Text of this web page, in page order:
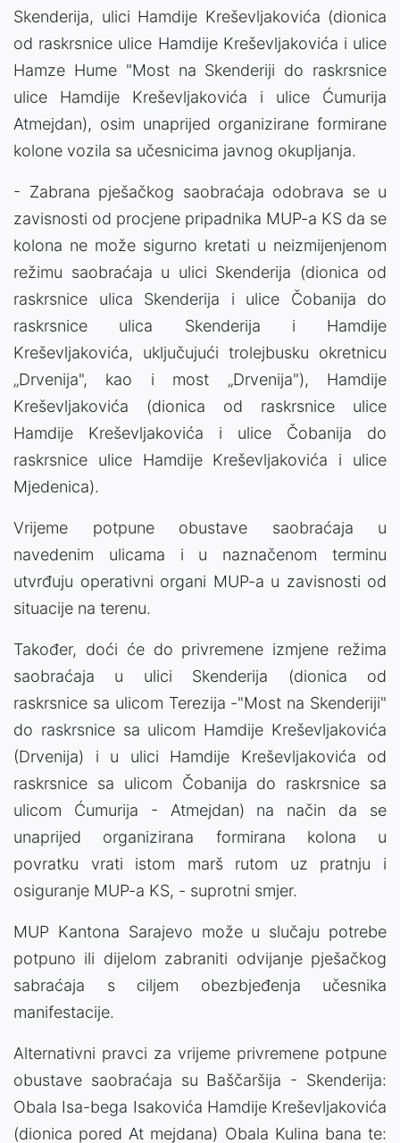
Skenderija, ulici Hamdije Kreševljakovića (dionica
od raskrsnice ulice Hamdije Kreševljakovića i ulice
Hamze Hume "Most na Skenderiji do raskrsnice
ulice Hamdije Kreševljakovića i ulice Ćumurija
Atmejdan), osim unaprijed organizirane formirane
kolone vozila sa učesnicima javnog okupljanja.
- Zabrana pješačkog saobraćaja odobrava se u
zavisnosti od procjene pripadnika MUP-a KS da se
kolona ne može sigurno kretati u neizmijenjenom
režimu saobraćaja u ulici Skenderija (dionica od
raskrsnice ulica Skenderija i ulice Čobanija do
raskrsnice ulica Skenderija i Hamdije
Kreševljakovića, uključujući trolejbusku okretnicu
„Drvenija", kao i most „Drvenija"), Hamdije
Kreševljakovića (dionica od raskrsnice ulice
Hamdije Kreševljakovića i ulice Čobanija do
raskrsnice ulice Hamdije Kreševljakovića i ulice
Mjedenica).
Vrijeme potpune obustave saobraćaja u
navedenim ulicama i u naznačenom terminu
utvrđuju operativni organi MUP-a u zavisnosti od
situacije na terenu.
Također, doći će do privremene izmjene režima
saobraćaja u ulici Skenderija (dionica od
raskrsnice sa ulicom Terezija -"Most na Skenderiji"
do raskrsnice sa ulicom Hamdije Kreševljakovića
(Drvenija) i u ulici Hamdije Kreševljakovića od
raskrsnice sa ulicom Čobanija do raskrsnice sa
ulicom Ćumurija - Atmejdan) na način da se
unaprijed organizirana formirana kolona u
povratku vrati istom marš rutom uz pratnju i
osiguranje MUP-a KS, - suprotni smjer.
MUP Kantona Sarajevo može u slučaju potrebe
potpuno ili dijelom zabraniti odvijanje pješačkog
sabraćaja s ciljem obezbjeđenja učesnika
manifestacije.
Alternativni pravci za vrijeme privremene potpune
obustave saobraćaja su Baščaršija - Skenderija:
Obala Isa-bega Isakovića Hamdije Kreševljakovića
(dionica pored At mejdana) Obala Kulina bana te: